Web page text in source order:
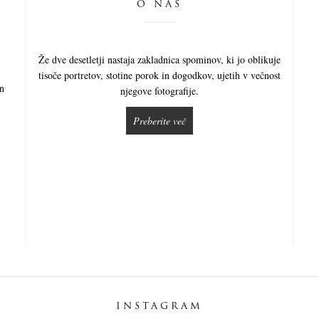
O NAS
Že dve desetletji nastaja zakladnica spominov, ki jo oblikuje
tisoče portretov, stotine porok in dogodkov, ujetih v večnost
njegove fotografije.
Preberite več
INSTAGRAM